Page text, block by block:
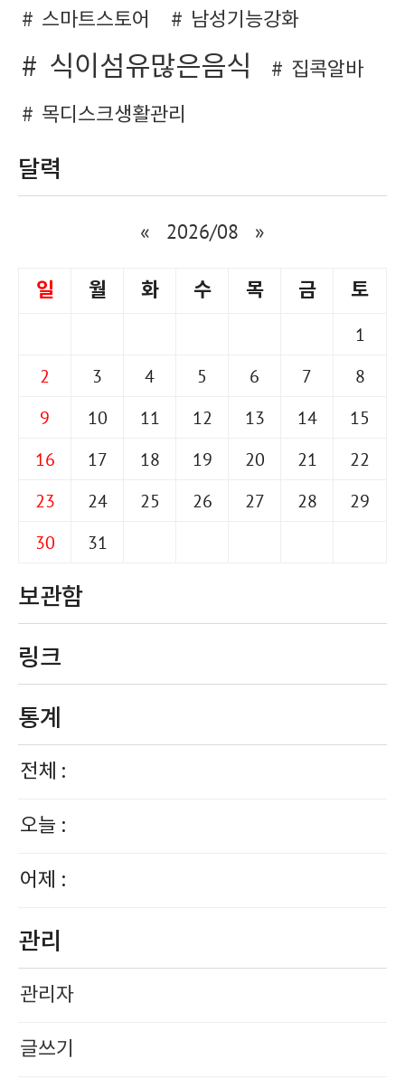
스마트스토어
남성기능강화
식이섬유많은음식
집콕알바
목디스크생활관리
달력
« 2026/08 »
일 월 화 수 목 금 토
1
2
3 4 5 6 7
8
9
10 11 12 13 14
15
16
17 18 19 20 21
22
23
24 25 26 27 28
29
30
31
보관함
링크
통계
전체 :
오늘 :
어제 :
관리
관리자
글쓰기